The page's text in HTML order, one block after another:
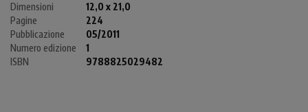
Dimensioni
12,0 x 21,0
Pagine
224
Pubblicazione
05/2011
Numero edizione
1
ISBN
9788825029482